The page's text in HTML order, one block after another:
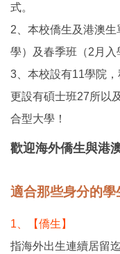
式。
2、本校僑生及港澳
學）及春季班（2月入
3、本校設有11學院
更設有碩士班27所以
合型大學！
歡迎海外僑生與港
適合那些身分的學
1、【僑生】
指海外出生連續居留